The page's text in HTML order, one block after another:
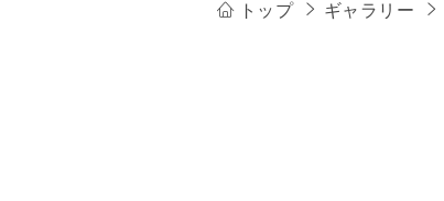
トップ ギャラリー